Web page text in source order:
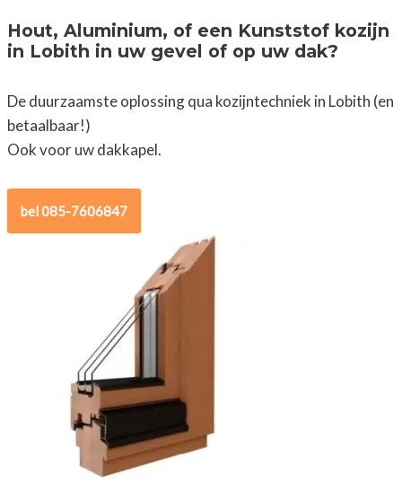
Hout, Aluminium, of een Kunststof kozijn
in Lobith in uw gevel of op uw dak?
De duurzaamste oplossing qua kozijntechniek in Lobith (en
betaalbaar!)
Ook voor uw dakkapel.
bel 085-7606847